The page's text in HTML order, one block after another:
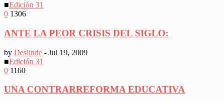
■Edición 31
0 1306
ANTE LA PEOR CRISIS DEL SIGLO:
by Deslinde - Jul 19, 2009
■Edición 31
0 1160
UNA CONTRARREFORMA EDUCATIVA